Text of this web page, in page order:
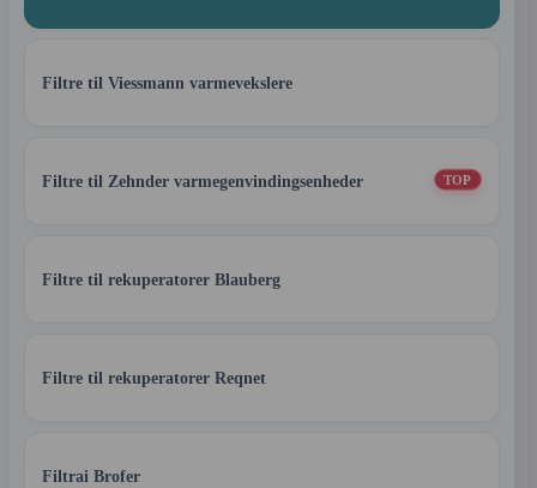
Filtre til Viessmann varmevekslere
Filtre til Zehnder varmegenvindingsenheder TOP
Filtre til rekuperatorer Blauberg
Filtre til rekuperatorer Reqnet
Filtrai Brofer